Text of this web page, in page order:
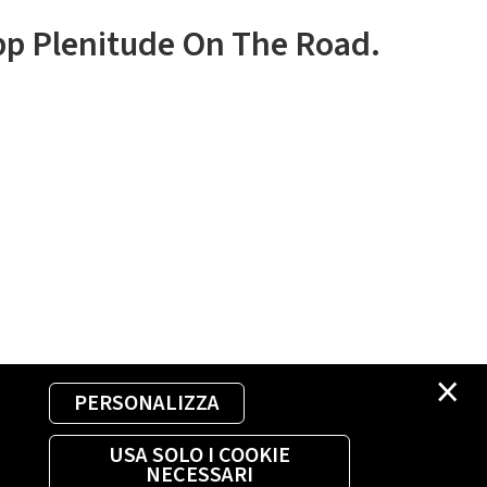
×
PERSONALIZZA
USA SOLO I COOKIE
NECESSARI
Plenitude On The Road.